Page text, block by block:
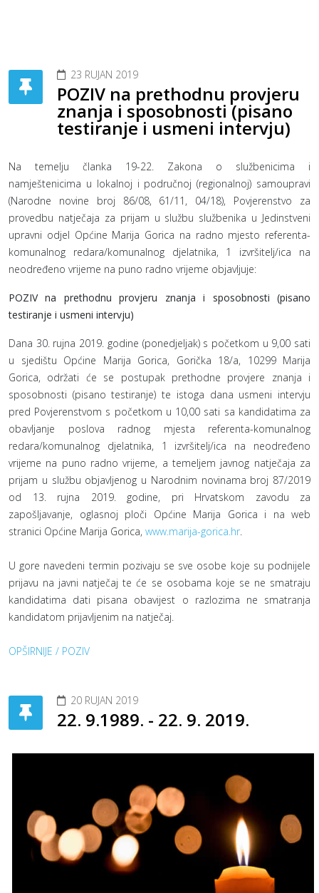
23 RUJAN 2019
POZIV na prethodnu provjeru
znanja i sposobnosti (pisano
testiranje i usmeni intervju)
Na temelju članka 19-22. Zakona o službenicima i
namještenicima u lokalnoj i područnoj (regionalnoj) samoupravi
(Narodne novine broj 86/08, 61/11, 04/18), Povjerenstvo za
provedbu natječaja za prijam u službu službenika u Jedinstveni
upravni odjel Općine Marija Gorica na radno mjesto referenta-
komunalnog redara/komunalnog djelatnika, 1 izvršitelj/ica na
neodređeno vrijeme na puno radno vrijeme objavljuje:
POZIV na prethodnu provjeru znanja i sposobnosti (pisano
testiranje i usmeni intervju)
Dana 30. rujna 2019. godine (ponedjeljak) s početkom u 9,00 sati
u sjedištu Općine Marija Gorica, Gorička 18/a, 10299 Marija
Gorica, održati će se postupak prethodne provjere znanja i
sposobnosti (pisano testiranje) te istoga dana usmeni intervju
pred Povjerenstvom s početkom u 10,00 sati sa kandidatima za
obavljanje poslova radnog mjesta referenta-komunalnog
redara/komunalnog djelatnika, 1 izvršitelj/ica na neodređeno
vrijeme na puno radno vrijeme, a temeljem javnog natječaja za
prijam u službu objavljenog u Narodnim novinama broj 87/2019
od 13. rujna 2019. godine, pri Hrvatskom zavodu za
zapošljavanje, oglasnoj ploči Općine Marija Gorica i na web
stranici Općine Marija Gorica, www.marija-gorica.hr.
U gore navedeni termin pozivaju se sve osobe koje su podnijele
prijavu na javni natječaj te će se osobama koje se ne smatraju
kandidatima dati pisana obavijest o razlozima ne smatranja
kandidatom prijavljenim na natječaj.
OPŠIRNIJE / POZIV
20 RUJAN 2019
22. 9.1989. - 22. 9. 2019.